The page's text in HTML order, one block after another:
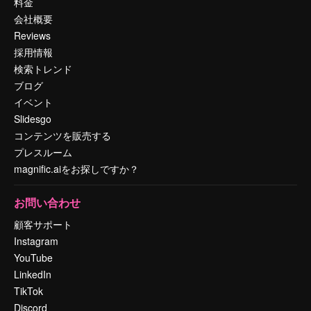
会社概要
Reviews
採用情報
検索トレンド
ブログ
イベント
Slidesgo
コンテンツを販売する
プレスルーム
magnific.aiをお探しですか？
お問い合わせ
顧客サポート
Instagram
YouTube
LinkedIn
TikTok
Discord